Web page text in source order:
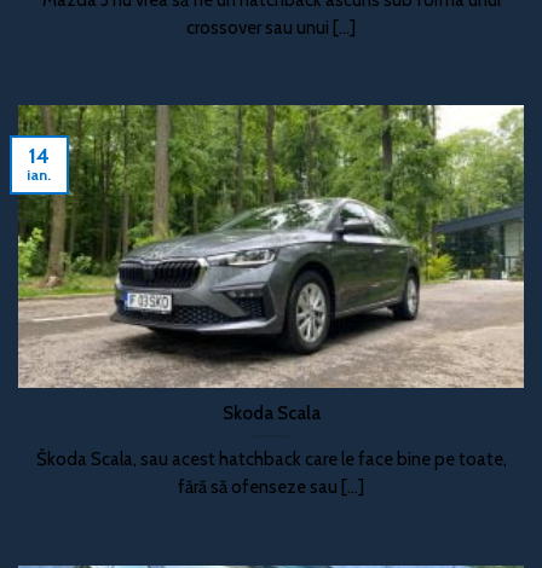
crossover sau unui [...]
Skoda Scala
Škoda Scala, sau acest hatchback care le face bine pe toate,
fără să ofenseze sau [...]
14
ian.